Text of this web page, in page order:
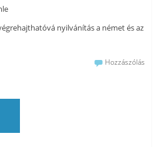
nyilvánítás a német és az
Hozzászólás